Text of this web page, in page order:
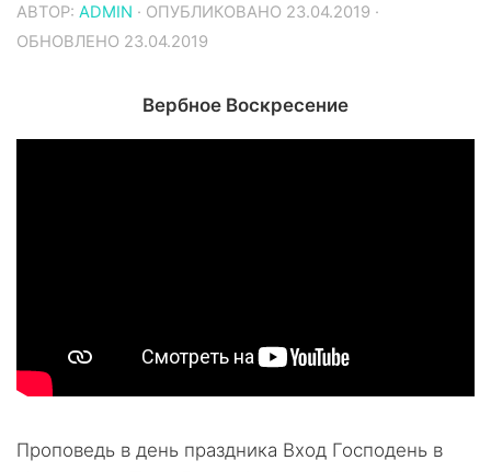
АВТОР: ADMIN · ОПУБЛИКОВАНО 23.04.2019 ·
ОБНОВЛЕНО 23.04.2019
Вербное Воскресение
Проповедь в день праздника Вход Господень в